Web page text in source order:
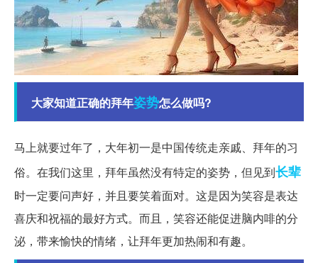
大家知道正确的拜年姿势怎么做吗?
马上就要过年了，大年初一是中国传统走亲戚、拜年的习
俗。在我们这里，拜年虽然没有特定的姿势，但见到长辈
时一定要问声好，并且要笑着面对。这是因为笑容是表达
喜庆和祝福的最好方式。而且，笑容还能促进脑内啡的分
泌，带来愉快的情绪，让拜年更加热闹和有趣。